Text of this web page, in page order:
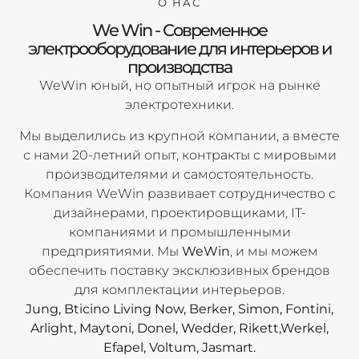
We Win - Современное
электрооборудование для интерьеров и
производства
WeWin юный, но опытный игрок на рынке
электротехники.
Мы выделились из крупной компании, а вместе
с нами 20-летний опыт, контракты с мировыми
производителями и самостоятельность.
Компания WeWin развивает сотрудничество с
дизайнерами, проектировщиками, IT-
компаниями и промышленными
предприятиями. Мы WeWin, и мы можем
обеспечить поставку эксклюзивных брендов
для комплектации интерьеров.
Jung, Bticino Living Now, Berker, Simon, Fontini,
Arlight, Maytoni, Donel, Wedder, Rikett,Werkel,
Efapel, Voltum, Jasmart.